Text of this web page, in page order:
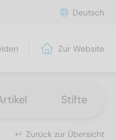
Deutsch
Zur Website
Stifte
Zurück zur Übersicht